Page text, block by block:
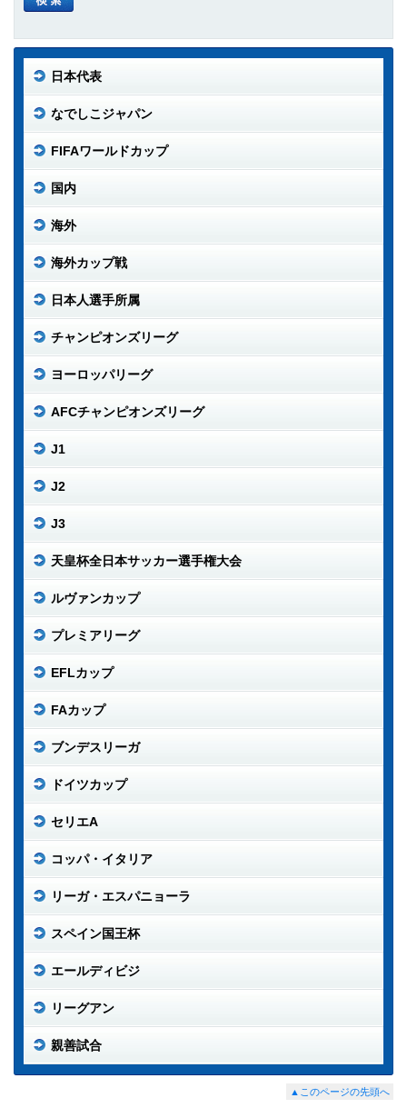
日本代表
なでしこジャパン
FIFAワールドカップ
国内
海外
海外カップ戦
日本人選手所属
チャンピオンズリーグ
ヨーロッパリーグ
AFCチャンピオンズリーグ
J1
J2
J3
天皇杯全日本サッカー選手権大会
ルヴァンカップ
プレミアリーグ
EFLカップ
FAカップ
ブンデスリーガ
ドイツカップ
セリエA
コッパ・イタリア
リーガ・エスパニョーラ
スペイン国王杯
エールディビジ
リーグアン
親善試合
▲このページの先頭へ